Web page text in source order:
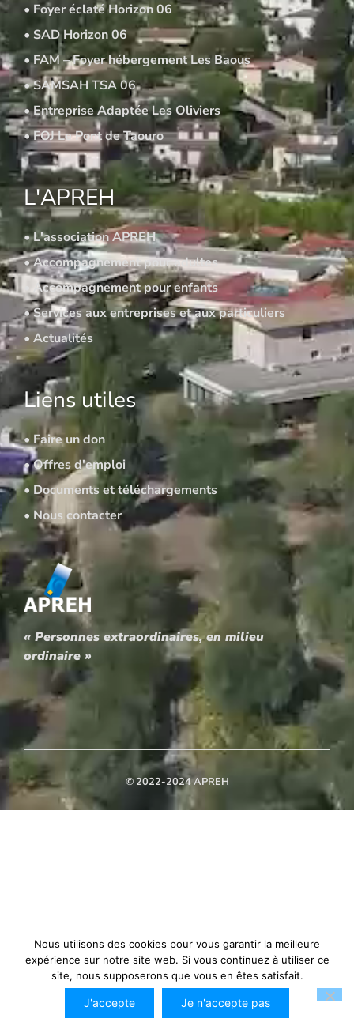
• Foyer éclaté Horizon 06
• SAD Horizon 06
• FAM – Foyer hébergement Les Baous
• SAMSAH TSA 06
• Entreprise Adaptée Les Oliviers
• FOJ Le Pont de Taouro
L'APREH
• L'association APREH
• Accompagnement pour adultes
• Accompagnement pour enfants
• Services aux entreprises et aux particuliers
• Actualités
Liens utiles
• Faire un don
• Offres d'emploi
• Documents et téléchargements
• Nous contacter
« Personnes extraordinaires, en milieu
ordinaire »
© 2022-2024 APREH
Nous utilisons des cookies pour vous garantir la meilleure
expérience sur notre site web. Si vous continuez à utiliser ce
site, nous supposerons que vous en êtes satisfait.
J'accepte Je n'accepte pas